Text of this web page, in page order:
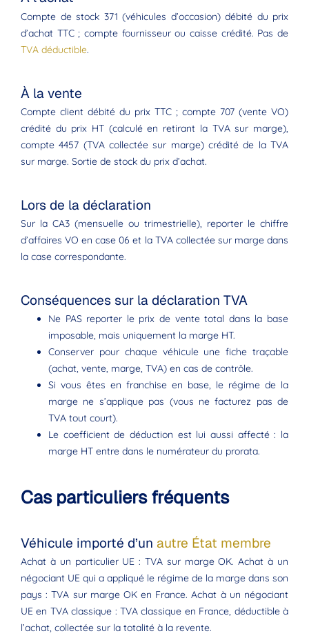
Compte de stock 371 (véhicules d’occasion) débité du prix
d’achat TTC ; compte fournisseur ou caisse crédité. Pas de
TVA déductible.
À la vente
Compte client débité du prix TTC ; compte 707 (vente VO)
crédité du prix HT (calculé en retirant la TVA sur marge),
compte 4457 (TVA collectée sur marge) crédité de la TVA
sur marge. Sortie de stock du prix d’achat.
Lors de la déclaration
Sur la CA3 (mensuelle ou trimestrielle), reporter le chiffre
d’affaires VO en case 06 et la TVA collectée sur marge dans
la case correspondante.
Conséquences sur la déclaration TVA
Ne PAS reporter le prix de vente total dans la base
imposable, mais uniquement la marge HT.
Conserver pour chaque véhicule une fiche traçable
(achat, vente, marge, TVA) en cas de contrôle.
Si vous êtes en franchise en base, le régime de la
marge ne s’applique pas (vous ne facturez pas de
TVA tout court).
Le coefficient de déduction est lui aussi affecté : la
marge HT entre dans le numérateur du prorata.
Cas particuliers fréquents
Véhicule importé d’un autre État membre
Achat à un particulier UE : TVA sur marge OK. Achat à un
négociant UE qui a appliqué le régime de la marge dans son
pays : TVA sur marge OK en France. Achat à un négociant
UE en TVA classique : TVA classique en France, déductible à
l’achat, collectée sur la totalité à la revente.